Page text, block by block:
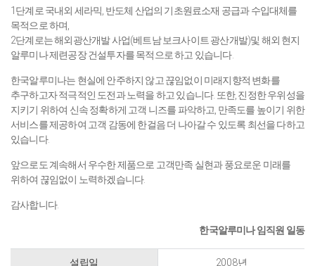
1단계로 국내외 세라믹, 반도체 산업의 기초원료소재 공급과 수입대체를
목적으로 하며,
2단계로는 해외광산개발 사업(베트남 보크사이트 광산개발)및 해외 현지
알루미나 제련공장 건설투자를 목적으로 하고 있습니다.
한국알루미나는 현실에 안주하지 않고 끊임없이 미래지향적 변화를
추구하고자 적극적인 도전과 노력을 하고 있습니다. 또한, 진정한 우위성을
지키기 위하여 신속 정확하게 고객 니즈를 파악하고, 만족도를 높이기 위한
서비스를 제공하여 고객 감동에 한걸음 더 나아갈 수 있도록 최선을 다하고
있습니다.
앞으로도 계속해서 우수한 제품으로 고객만족 실현과 풍요로운 미래를
위하여 끊임없이 노력하겠습니다.
감사합니다.
한국알루미나 임직원 일동
설립일 2008년